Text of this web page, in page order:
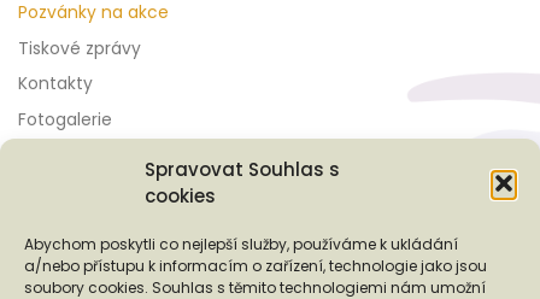
Spravovat Souhlas s
cookies
Abychom poskytli co nejlepší služby, používáme k ukládání
a/nebo přístupu k informacím o zařízení, technologie jako jsou
soubory cookies. Souhlas s těmito technologiemi nám umožní
Pozvánky na akce
Tiskové zprávy
Kontakty
Fotogalerie
Podporují nás...